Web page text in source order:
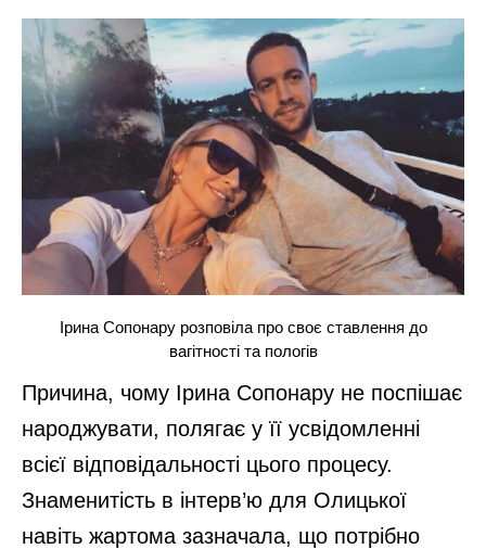
Ірина Сопонару розповіла про своє ставлення до
вагітності та пологів
Причина, чому Ірина Сопонару не поспішає
народжувати, полягає у її усвідомленні
всієї відповідальності цього процесу.
Знаменитість в інтерв’ю для Олицької
навіть жартома зазначала, що потрібно